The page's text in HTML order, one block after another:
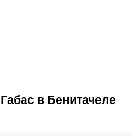
в Бенитачеле